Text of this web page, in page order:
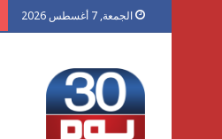
الجمعة, 7 أغسطس 2026